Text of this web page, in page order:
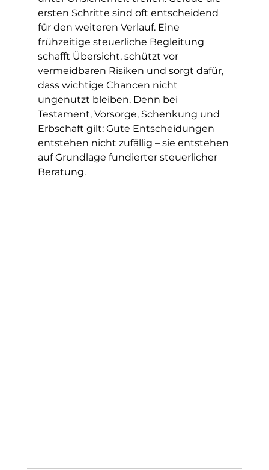
ersten Schritte sind oft entscheidend
für den weiteren Verlauf. Eine
frühzeitige steuerliche Begleitung
schafft Übersicht, schützt vor
vermeidbaren Risiken und sorgt dafür,
dass wichtige Chancen nicht
ungenutzt bleiben. Denn bei
Testament, Vorsorge, Schenkung und
Erbschaft gilt: Gute Entscheidungen
entstehen nicht zufällig – sie entstehen
auf Grundlage fundierter steuerlicher
Beratung.